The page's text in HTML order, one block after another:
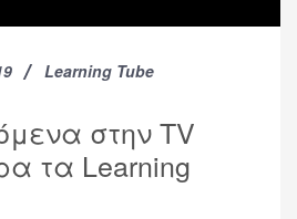
Learning Tube
στην TV
τα Learning